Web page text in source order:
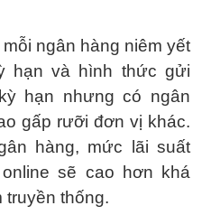
ngân hàng niêm yết
hạn và hình thức gửi
hạn nhưng có ngân
gấp rưỡi đơn vị khác.
hàng, mức lãi suất
sẽ cao hơn khá
truyền thống.